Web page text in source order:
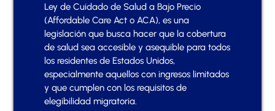
Ley de Cuidado de Salud a Bajo Precio
(Affordable Care Act o ACA), es una
legislación que busca hacer que la cobertura
de salud sea accesible y asequible para todos
los residentes de Estados Unidos,
especialmente aquellos con ingresos limitados
y que cumplen con los requisitos de
elegibilidad migratoria.